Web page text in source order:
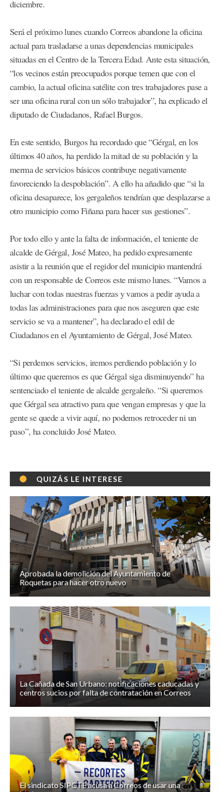
diciembre.
Será el próximo lunes cuando Correos abandone la oficina
actual para trasladarse a unas dependencias municipales
situadas en el Centro de la Tercera Edad. Ante esta situación,
“los vecinos están preocupados porque temen que con el
cambio, la actual oficina satélite con tres trabajadores pase a
ser una oficina rural con un sólo trabajador”, ha explicado el
diputado de Ciudadanos, Rafael Burgos.
En este sentido, Burgos ha recordado que “Gérgal, en los
últimos 40 años, ha perdido la mitad de su población y la
merma de servicios básicos contribuye negativamente
favoreciendo la despoblación”. A ello ha añadido que “si la
oficina desaparece, los gergaleños tendrían que desplazarse a
otro municipio como Fiñana para hacer sus gestiones”.
Por todo ello y ante la falta de información, el teniente de
alcalde de Gérgal, José Mateo, ha pedido expresamente
asistir a la reunión que el regidor del municipio mantendrá
con un responsable de Correos este mismo lunes. “Vamos a
luchar con todas nuestras fuerzas y vamos a pedir ayuda a
todas las administraciones para que nos aseguren que este
servicio se va a mantener”, ha declarado el edil de
Ciudadanos en el Ayuntamiento de Gérgal, José Mateo.
“Si perdemos servicios, iremos perdiendo población y lo
último que queremos es que Gérgal siga disminuyendo” ha
sentenciado el teniente de alcalde gergaleño. “Si queremos
que Gérgal sea atractivo para que vengan empresas y que la
gente se quede a vivir aquí, no podemos retroceder ni un
paso”, ha concluido José Mateo.
QUIZÁS LE INTERESE
Aprobada la demolición del Ayuntamiento de
Roquetas para hacer otro nuevo
La Cañada de San Urbano: notificaciones caducadas y
centros sucios por falta de contratación en Correos
El sindicato SIPCTE acusa a Correos de usar una